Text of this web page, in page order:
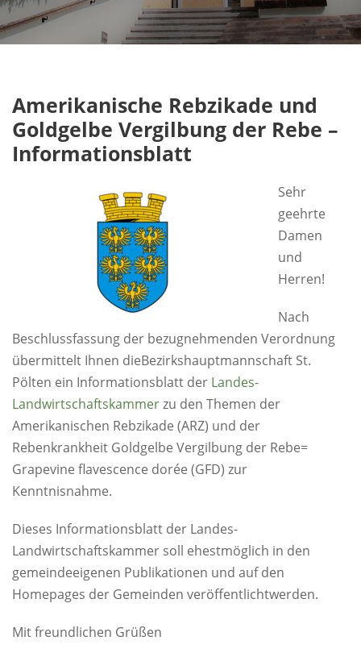
Amerikanische Rebzikade und
Goldgelbe Vergilbung der Rebe –
Informationsblatt
Sehr
geehrte
Damen
und
Herren!
Nach
Beschlussfassung der bezugnehmenden Verordnung
übermittelt Ihnen dieBezirkshauptmannschaft St.
Pölten ein Informationsblatt der Landes-
Landwirtschaftskammerzu den Themen der
Amerikanischen Rebzikade (ARZ) und der
Rebenkrankheit Goldgelbe Vergilbung der Rebe=
Grapevine flavescence dorée (GFD) zur
Kenntnisnahme.
Dieses Informationsblatt der Landes-
Landwirtschaftskammer soll ehestmöglich in den
gemeindeeigenen Publikationen und auf den
Homepages der Gemeinden veröffentlichtwerden.
Mit freundlichen Grüßen